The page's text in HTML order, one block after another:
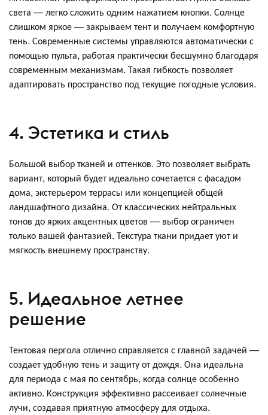
света — легко сложить одним нажатием кнопки. Солнце
слишком яркое — закрываем тент и получаем комфортную
тень. Современные системы управляются автоматически с
помощью пульта, работая практически бесшумно благодаря
современным механизмам. Такая гибкость позволяет
адаптировать пространство под текущие погодные условия.
4. Эстетика и стиль
Большой выбор тканей и оттенков. Это позволяет выбрать
вариант, который будет идеально сочетается с фасадом
дома, экстерьером террасы или концепцией общей
ландшафтного дизайна. От классических нейтральных
тонов до ярких акцентных цветов — выбор ограничен
только вашей фантазией. Текстура ткани придает уют и
мягкость внешнему пространству.
5. Идеальное летнее
решение
Тентовая пергола отлично справляется с главной задачей —
создает удобную тень и защиту от дождя. Она идеальна
для периода с мая по сентябрь, когда солнце особенно
активно. Конструкция эффективно рассеивает солнечные
лучи, создавая приятную атмосферу для отдыха.